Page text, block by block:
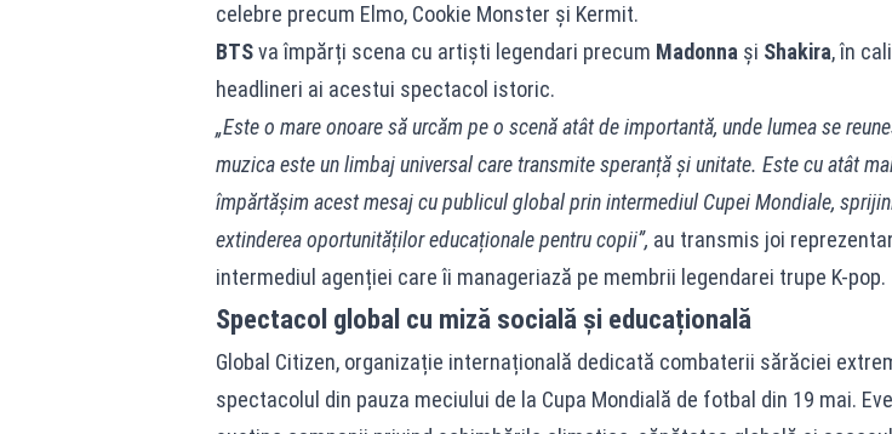
celebre precum Elmo, Cookie Monster și Kermit.
BTSva împărți scena cu artiști legendari precum Madonna și Shakira, în
headlineri ai acestui spectacol istoric.
„Este o mare onoare să urcăm pe o scenă atât de importantă, unde lumea se
muzica este un limbaj universal care transmite speranță și unitate. Este cu atât
împărtășim acest mesaj cu publicul global prin intermediul Cupei Mondiale,
extinderea oportunităților educaționale pentru copii”, au transmis joi
intermediul agenției care îi manageriază pe membrii legendarei trupe K-pop.
Spectacol global cu miză socială și educațională
Global Citizen, organizație internațională dedicată combaterii sărăciei
spectacolul din pauza meciului de la Cupa Mondială de fotbal din 19 mai.